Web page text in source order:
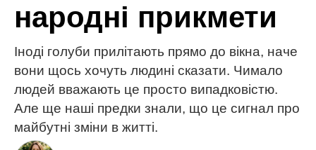
народні прикмети
Іноді голуби прилітають прямо до вікна, наче
вони щось хочуть людині сказати. Чимало
людей вважають це просто випадковістю.
Але ще наші предки знали, що це сигнал про
майбутні зміни в житті.